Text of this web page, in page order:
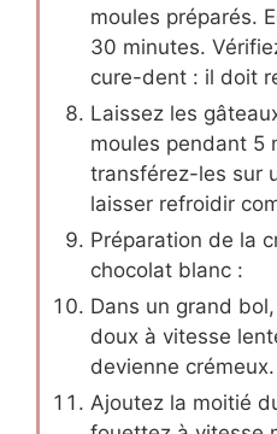
moules préparés.
30 minutes.
cure-dent : il doit
Laissez les
moules pendant 5
transférez-les sur
laisser refroidir
Préparation de la
chocolat blanc :
Dans un grand
doux à vitesse
devienne crémeux.
Ajoutez la moitié